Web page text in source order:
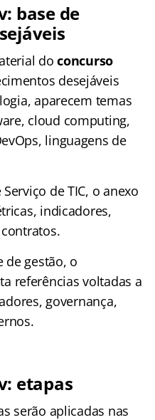
base de
doconcurso
desejáveis
aparecem temas
cloud computing,
linguagens de
de TIC, o anexo
indicadores,
de gestão, o
referências voltadas a
governança,
etapas
serão aplicadas nas